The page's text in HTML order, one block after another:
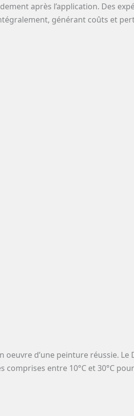
après l’application. Des
générant coûts et
d’une peinture réussie. Le
entre 10°C et 30°C